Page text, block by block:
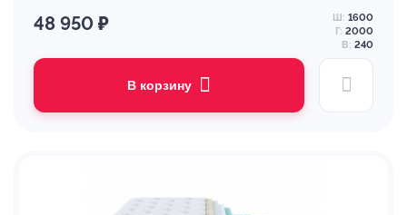
48 950 ₽ Ш: 1600
Г: 2000
В: 240
В корзину